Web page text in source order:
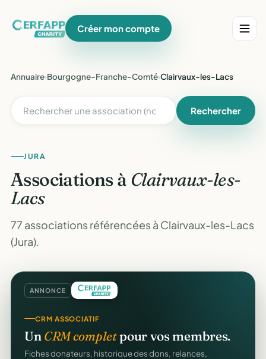
Créer mon compte
Annuaire›Bourgogne-Franche-Comté›Clairvaux-les-Lacs
Rechercher
JURA
Associations à Clairvaux-les-
Lacs
77 associations référencées à Clairvaux-les-Lacs
(Jura).
ANNONCE
CRM ASSOCIATIF
Un CRM completpour vos membres.
Fiches donateurs, historique des dons, relances,